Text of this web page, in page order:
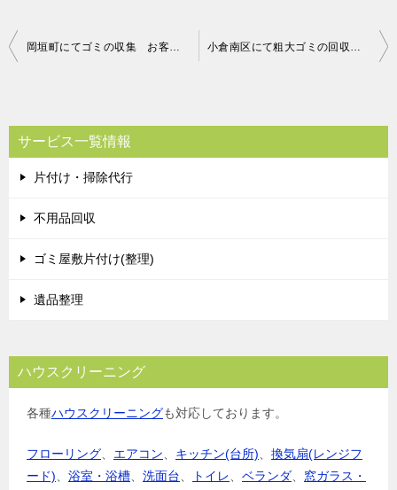
投
ビ
ゲ
ー
シ
岡垣町にてゴミの収集 お客様の声 小倉南区にて粗大ゴミの回収 お客様の声
サービス一覧情報
片付け・掃除代行
不用品回収
ゴミ屋敷片付け(整理)
遺品整理
ハウスクリーニング
各種ハウスクリーニングも対応しております。
フローリング、 エアコン、 キッチン(台所)、 換気扇(レンジフ
ード)、 浴室・浴槽、 洗面台、 トイレ、 ベランダ、 窓ガラス・